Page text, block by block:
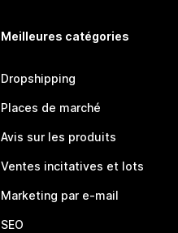
Meilleures catégories
Dropshipping
Places de marché
Avis sur les produits
Ventes incitatives et lots
Marketing par e-mail
SEO